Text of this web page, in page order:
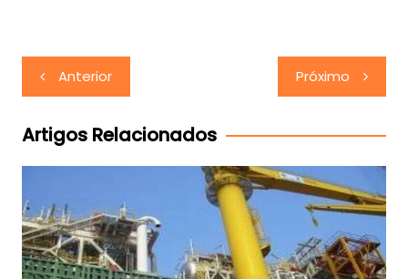
Navegação
de
Post
Anterior Próximo
Artigos Relacionados